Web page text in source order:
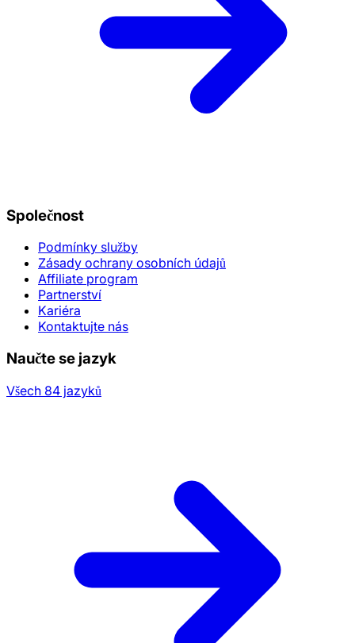
Společnost
Podmínky služby
Zásady ochrany osobních údajů
Affiliate program
Partnerství
Kariéra
Kontaktujte nás
Naučte se jazyk
Všech 84 jazyků